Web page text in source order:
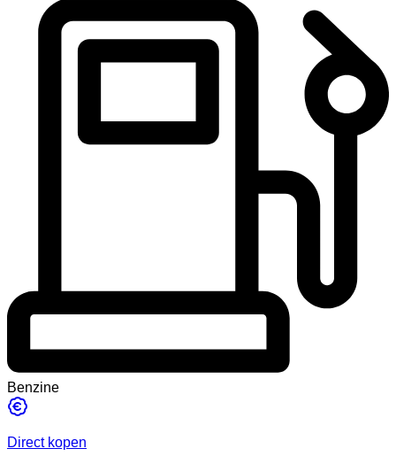
Benzine
Direct kopen